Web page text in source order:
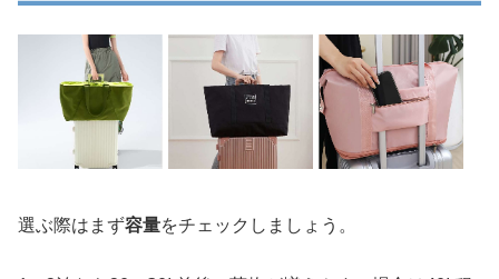
選ぶ際はまず容量をチェックしましょう。